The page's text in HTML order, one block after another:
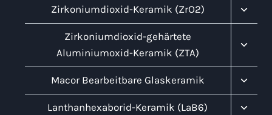
Zirkoniumdioxid-Keramik (ZrO2)
Zirkoniumdioxid-gehärtete
Aluminiumoxid-Keramik (ZTA)
Macor Bearbeitbare Glaskeramik
Lanthanhexaborid-Keramik (LaB6)